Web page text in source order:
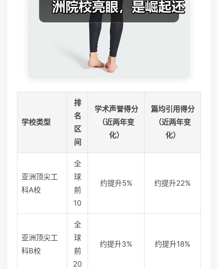
学校类型
排
名
区
间
学术声誉得分
（近两年变
化）
篇均引用得分
（近两年变
化）
亚洲顶尖工
科A校
全
球
前
10
约提升5% 约提升22%
亚洲顶尖工
科B校
全
球
前
20
约提升3% 约提升18%